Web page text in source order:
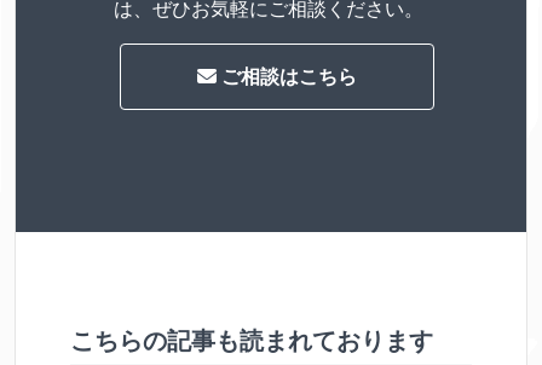
は、ぜひお気軽にご相談ください。
ご相談はこちら
こちらの記事も読まれております